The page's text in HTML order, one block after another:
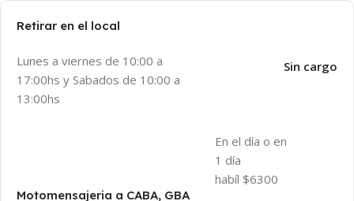
Retirar en el local
Lunes a viernes de 10:00 a
17:00hs y Sabados de 10:00 a
13:00hs
Sin cargo
Motomensajeria a CABA, GBA
En el día o en
1 día
habíl $6300